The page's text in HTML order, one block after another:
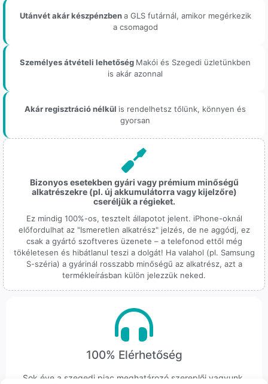
Utánvét akár készpénzbena GLS futárnál, amikor megérkezik
a csomagod
Személyes átvételi lehetőség Makói és Szegedi üzletünkben
is akár azonnal
Akár regisztráció nélkül is rendelhetsz tőlünk, könnyen és
gyorsan
Bizonyos esetekben gyári vagy prémium minőségű
alkatrészekre (pl. új akkumulátorra vagy kijelzőre)
cseréljük a régieket.
Ez mindig 100%-os, tesztelt állapotot jelent. iPhone-oknál
előfordulhat az "Ismeretlen alkatrész" jelzés, de ne aggódj, ez
csak a gyártó szoftveres üzenete – a telefonod ettől még
tökéletesen és hibátlanul teszi a dolgát! Ha valahol (pl. Samsung
S-széria) a gyárinál rosszabb minőségű az alkatrész, azt a
termékleírásban külön jelezzük neked.
100% Elérhetőség
Sok éve a szegedi piac meghatározó szereplői vagyunk.